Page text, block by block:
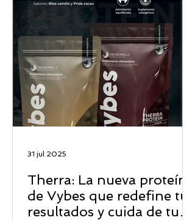
Therra: La nueva proteína
de Vybes que redefine tus
resultados y cuida de tu
31 jul 2025